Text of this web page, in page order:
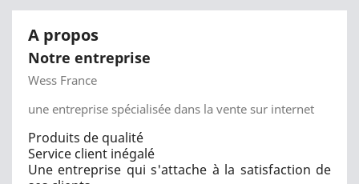
A propos
Notre entreprise
Wess France
une entreprise spécialisée dans la vente sur internet
Produits de qualité
Service client inégalé
Une entreprise qui s'attache à la satisfaction de